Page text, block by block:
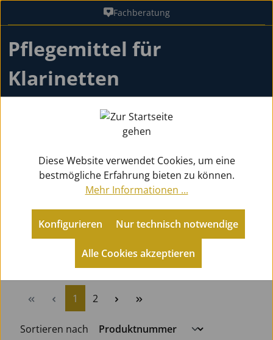
Zum Hauptinhalt springenFachberatung
Pflegemittel für
Klarinetten
Pflegemittel Holz
Zurück zu Pflegemittel Holz
Produkte filtern
Seite
1 Seite
2
Sortieren nach
Diese Website verwendet Cookies, um eine
bestmögliche Erfahrung bieten zu können.
Mehr Informationen ...
Konfigurieren
Alle Cookies akzeptieren
Nur technisch notwendige